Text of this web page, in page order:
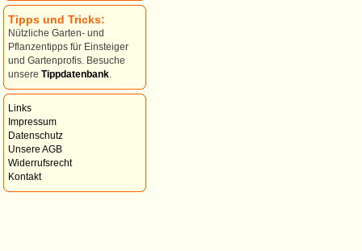
Tipps und Tricks:
Nützliche Garten- und
Pflanzentipps für Einsteiger
und Gartenprofis. Besuche
unsere Tippdatenbank
Links
Impressum
Datenschutz
Unsere AGB
Widerrufsrecht
Kontakt